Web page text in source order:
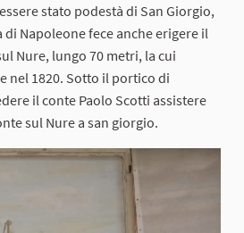
stato podestà di San Giorgio,
Napoleone fece anche erigere il
Nure, lungo 70 metri, la cui
nel 1820. Sotto il portico di
il conte Paolo Scotti assistere
sul Nure a san giorgio.